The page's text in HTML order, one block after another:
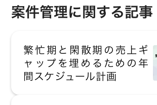
案件管理に関する記事
繁忙期と閑散期の売上ギ
ャップを埋めるための年
間スケジュール計画